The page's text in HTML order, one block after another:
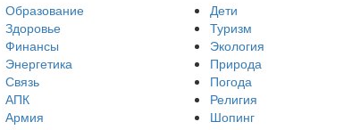
Образование
Здоровье
Финансы
Энергетика
Связь
АПК
Армия
Дети
Туризм
Экология
Природа
Погода
Религия
Шопинг